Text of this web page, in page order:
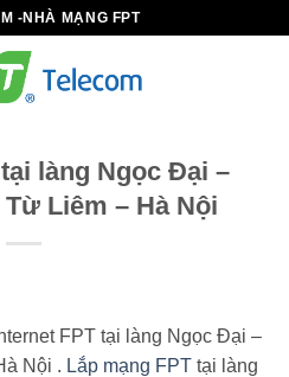
-NHÀ MẠNG FPT
làng Ngọc Đại –
Liêm – Hà Nội
FPT tại làng Ngọc Đại –
Nội . Lắp mạng FPT tại làng